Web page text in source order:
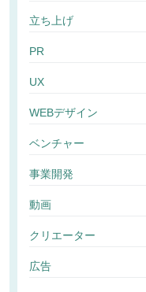
立ち上げ
PR
UX
WEBデザイン
ベンチャー
事業開発
動画
クリエーター
広告